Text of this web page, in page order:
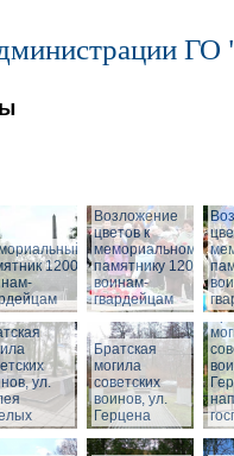
ГО
1200
Возложение
цветов к
мемориальному
памятнику 1200
воинам-
гвардейцам
ул.
Братская
могила
советских
воинов, ул.
Герцена